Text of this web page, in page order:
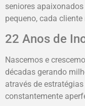
seniores
pequeno, cada
22 Anos de
Nascemos e
décadas gerando
através de
constantemente